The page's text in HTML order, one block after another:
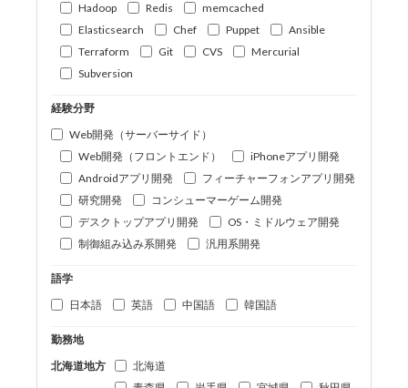
Hadoop
Redis
memcached
Elasticsearch
Chef Puppet
Ansible
Terraform
Git CVS
Mercurial
Subversion
経験分野
Web開発（サーバーサイド）
Web開発（フロントエンド）
iPhoneアプリ開発
Androidアプリ開発
フィーチャーフォンアプリ開発
研究開発
コンシューマーゲーム開発
デスクトップアプリ開発
OS・ミドルウェア開発
制御組み込み系開発
汎用系開発
語学
日本語
英語 中国語 韓国語
勤務地
北海道地方
北海道